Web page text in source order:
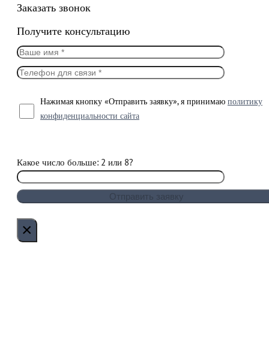
Заказать звонок
Получите консультацию
Нажимая кнопку «Отправить заявку», я принимаю политику
конфиденциальности сайта
Какое число больше: 2 или 8?
×